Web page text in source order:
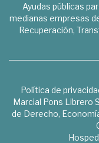
Ayudas públicas
medianas empresas
Recuperación,
Política de
Marcial Pons Librero
de Derecho,